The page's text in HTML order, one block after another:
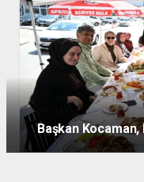
Sporun Yeni